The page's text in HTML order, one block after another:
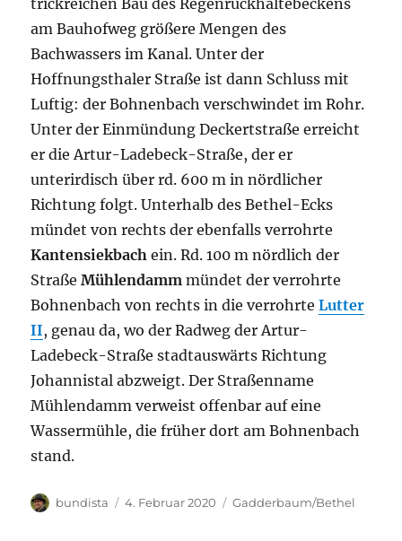
trickreichen Bau des Regenrückhaltebeckens
am Bauhofweg größere Mengen des
Bachwassers im Kanal. Unter der
Hoffnungsthaler Straße ist dann Schluss mit
Luftig: der Bohnenbach verschwindet im Rohr.
Unter der Einmündung Deckertstraße erreicht
er die Artur-Ladebeck-Straße, der er
unterirdisch über rd. 600 m in nördlicher
Richtung folgt. Unterhalb des Bethel-Ecks
mündet von rechts der ebenfalls verrohrte
Kantensiekbach ein. Rd. 100 m nördlich der
StraßeMühlendamm mündet der verrohrte
Bohnenbach von rechts in die verrohrteLutter
II, genau da, wo der Radweg der Artur-
Ladebeck-Straße stadtauswärts Richtung
Johannistal abzweigt. Der Straßenname
Mühlendamm verweist offenbar auf eine
Wassermühle, die früher dort am Bohnenbach
stand.
Autor
bundista
Veröffentlicht
4. Februar 2020 Kategorien
Gadderbaum/Bethel